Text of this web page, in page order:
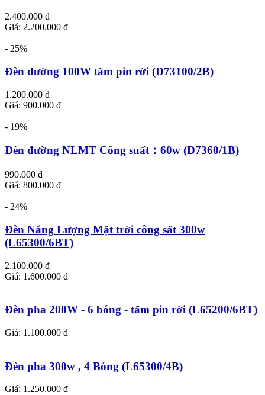
2.400.000 đ
Giá: 2.200.000 đ
- 25%
Đèn đường 100W tấm pin rời (D73100/2B)
1.200.000 đ
Giá: 900.000 đ
- 19%
Đèn đường NLMT Công suất：60w (D7360/1B)
990.000 đ
Giá: 800.000 đ
- 24%
Đèn Năng Lượng Mặt trời công sất 300w
(L65300/6BT)
2.100.000 đ
Giá: 1.600.000 đ
Đèn pha 200W - 6 bóng - tấm pin rời (L65200/6BT)
Giá: 1.100.000 đ
Đèn pha 300w , 4 Bóng (L65300/4B)
Giá: 1.250.000 đ